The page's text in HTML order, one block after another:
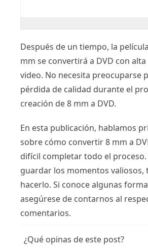
Después de un tiempo, la
mm se convertirá a DVD con
video. No necesita preocuparse
pérdida de calidad durante el
creación de 8 mm a DVD.
En esta publicación, hablamos
sobre cómo convertir 8 mm a
difícil completar todo el
guardar los momentos valiosos,
hacerlo. Si conoce algunas
asegúrese de contarnos al
comentarios.
¿Qué opinas de este post?